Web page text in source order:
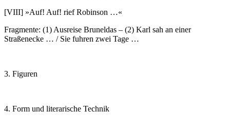
[VIII] »Auf! Auf! rief Robinson …«
Fragmente: (1) Ausreise Bruneldas – (2) Karl sah an einer
Straßenecke … / Sie fuhren zwei Tage …
3. Figuren
4. Form und literarische Technik